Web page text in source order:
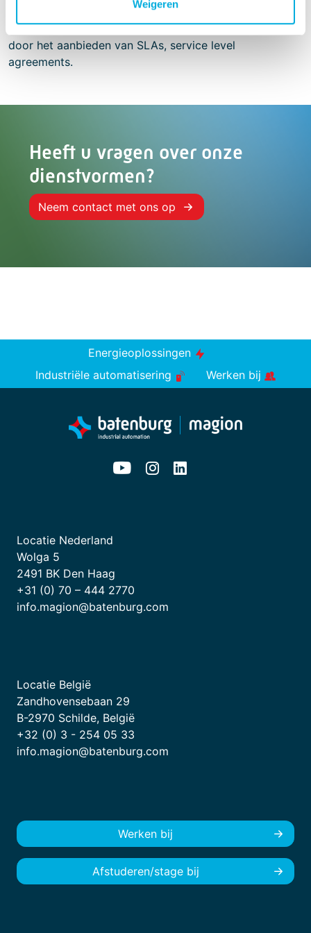
Weigeren
Dit doen we op basis van zorgvuldige engineering, bij
voorkeur met gebruik van bewezen technologie, en
door het aanbieden van SLAs, service level
agreements.
Heeft u vragen over onze
dienstvormen?
Neem contact met ons op
Energieoplossingen
Industriële automatisering
Werken bij
Locatie Nederland
Wolga 5
2491 BK Den Haag
+31 (0) 70 – 444 2770
info.magion@batenburg.com
Locatie België
Zandhovensebaan 29
B-2970 Schilde, België
+32 (0) 3 - 254 05 33
info.magion@batenburg.com
Werken bij
Afstuderen/stage bij